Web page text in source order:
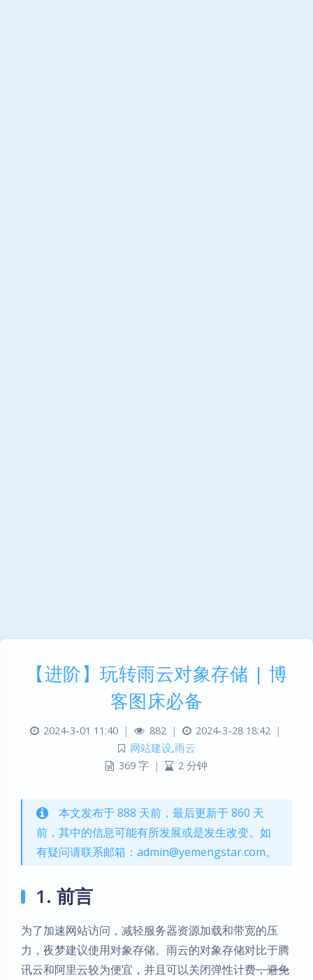
【进阶】玩转雨云对象存储 | 博
客图床必备
2024-3-01 11:40 | 882 | 2024-3-28 18:42
|
网站建设,雨云
369 字 | 2 分钟
本文发布于 888 天前，最后更新于 860 天
前，其中的信息可能有所发展或是发生改变。如
有疑问请联系邮箱：admin@yemengstar.com。
1. 前言
为了加速网站访问，减轻服务器资源加载和带宽的压
力，夜梦建议使用对象存储。雨云的对象存储对比于腾
讯云和阿里云较为便宜，并且可以关闭弹性计费，避免